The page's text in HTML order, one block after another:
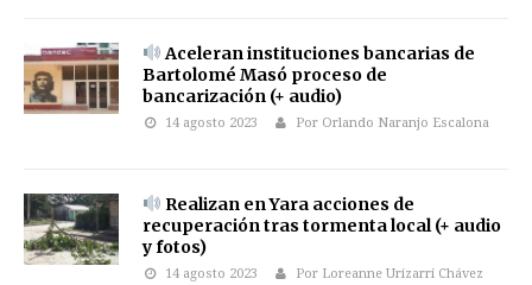
Aceleran instituciones bancarias de
Bartolomé Masó proceso de
bancarización (+ audio)
14 agosto 2023 Por Orlando Naranjo Escalona
Realizan en Yara acciones de
recuperación tras tormenta local (+ audio
y fotos)
14 agosto 2023 Por Loreanne Urizarri Chávez